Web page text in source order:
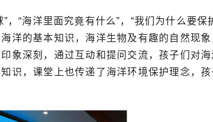
“海洋里面究竟有什么”，“我们为什么要保
洋的基本知识，海洋生物及有趣的自然现象
象深刻，通过互动和提问交流，孩子们对
识，课堂上也传递了海洋环境保护理念，孩